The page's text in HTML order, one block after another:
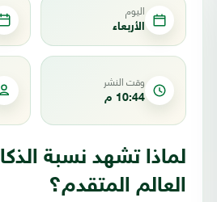
اليوم
الأربعاء
وقت النشر
10:44 م
لماذا تشهد نسبة
العالم المتقدم؟